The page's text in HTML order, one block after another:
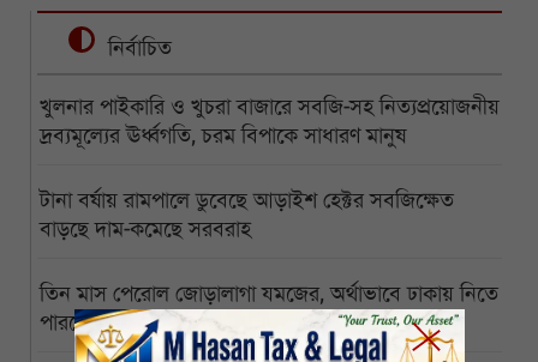
নির্বাচিত
খুলনার পাইকারি ও খুচরা বাজারে সবজি-সহ নিত্যপ্রয়োজনীয়
দ্রব্যমূল্যের ঊর্ধ্বগতি, চরম বিপাকে সাধারণ মানুষ
টানা বর্ষায় রামপালে ডুবেছে আড়াইশ হেক্টর সবজিক্ষেত
বাড়ছে দাম-কমেছে সরবরাহ
তিন মাস পেরোল জোড়ালাগা যমজের, অর্থাভাবে ঢাকায় নিতে
পারছেন না অসহায় বাবা